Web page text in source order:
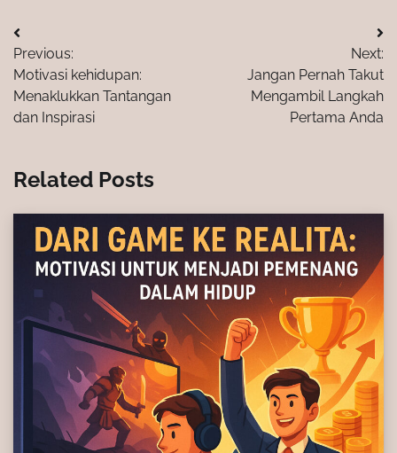
Post
navigation
Previous:
Motivasi kehidupan:
Menaklukkan Tantangan
dan Inspirasi
Next:
Jangan Pernah Takut
Mengambil Langkah
Pertama Anda
Related Posts